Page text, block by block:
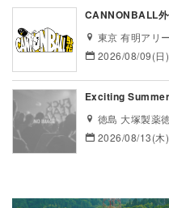
CANNONBALL
東京 有明アリ
2026/08/09(日
Exciting
徳島 大塚製薬
2026/08/13(木)